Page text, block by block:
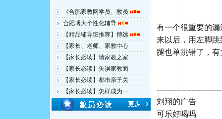
《合肥家教网学员、教员
合肥博大个性化辅导
【精品辅导班推荐】博远
【家长、老师、家教中心
【家长必读】请家教之家
【家长必读】失误家教面
【家长必读】都市亲子关
【家长必读】怎样成为一
有一个很重要的
来以后，用左脚
腿也单跳错了，
刘翔的广告
可乐好喝吗